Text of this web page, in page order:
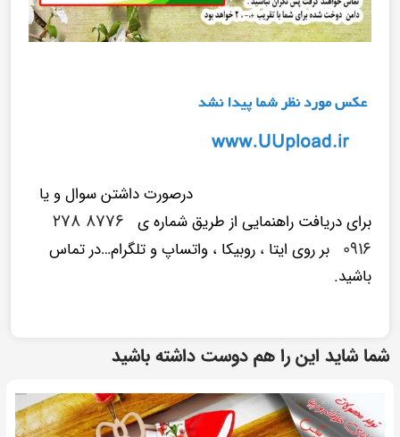
درصورت داشتن سوال و یا
برای دریافت راهنمایی از طریق شماره ی
۸۷۷۶ ۲۷۸
۰۹۱۶ بر روی ایتا ، روبیکا ، واتساپ و تلگرام…در تماس
باشید.
شما شاید این را هم دوست داشته باشید